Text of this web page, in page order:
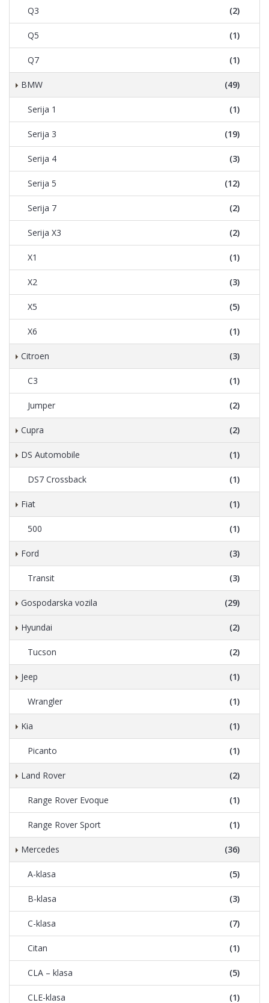
Q3 (2)
Q5 (1)
Q7 (1)
BMW (49)
Serija 1 (1)
Serija 3 (19)
Serija 4 (3)
Serija 5 (12)
Serija 7 (2)
Serija X3 (2)
X1 (1)
X2 (3)
X5 (5)
X6 (1)
Citroen (3)
C3 (1)
Jumper (2)
Cupra (2)
DS Automobile (1)
DS7 Crossback (1)
Fiat (1)
500 (1)
Ford (3)
Transit (3)
Gospodarska vozila (29)
Hyundai (2)
Tucson (2)
Jeep (1)
Wrangler (1)
Kia (1)
Picanto (1)
Land Rover (2)
Range Rover Evoque (1)
Range Rover Sport (1)
Mercedes (36)
A-klasa (5)
B-klasa (3)
C-klasa (7)
Citan (1)
CLA – klasa (5)
CLE-klasa (1)